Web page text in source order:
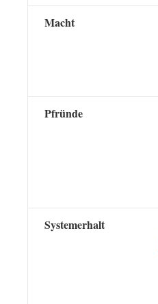
Macht
Pfründe
Systemerhalt